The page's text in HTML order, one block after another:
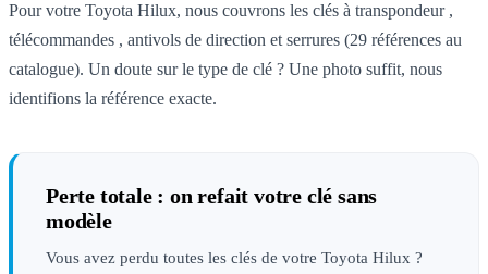
Pour votre Toyota Hilux, nous couvrons les clés à transpondeur ,
télécommandes , antivols de direction et serrures (29 références au
catalogue). Un doute sur le type de clé ? Une photo suffit, nous
identifions la référence exacte.
Perte totale : on refait votre clé sans
modèle
Vous avez perdu toutes les clés de votre Toyota Hilux ?